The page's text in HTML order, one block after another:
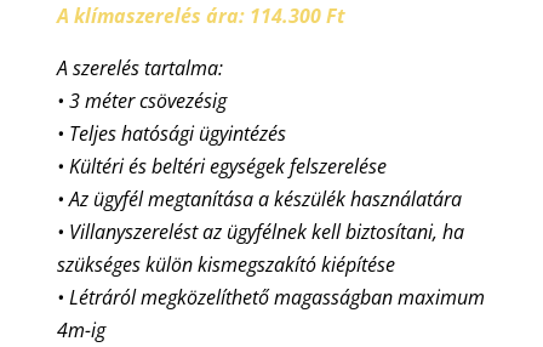
A klímaszerelés ára: 114.300 Ft
A szerelés tartalma:
• 3 méter csövezésig
• Teljes hatósági ügyintézés
• Kültéri és beltéri egységek felszerelése
• Az ügyfél megtanítása a készülék használatára
• Villanyszerelést az ügyfélnek kell biztosítani, ha
szükséges külön kismegszakító kiépítése
• Létráról megközelíthető magasságban maximum
4m-ig